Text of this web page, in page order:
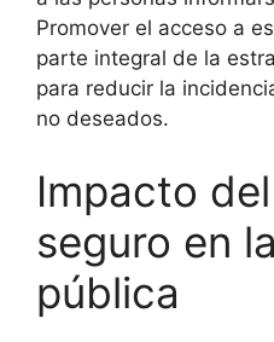
Promover el acceso a
parte integral de la
para reducir la
no deseados.
Impacto
seguro en
pública